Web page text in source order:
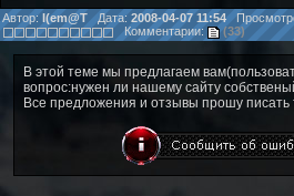
Автор: I(em@T Дата: 2008-04-07 11:54
Комментарии:
(33)
В этой теме мы предлагаем
вопрос:нужен ли нашему сайту
Все предложения и отзывы прошу писать